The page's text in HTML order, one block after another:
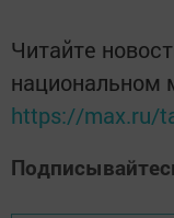
Читайте
национальном
https://max.ru/